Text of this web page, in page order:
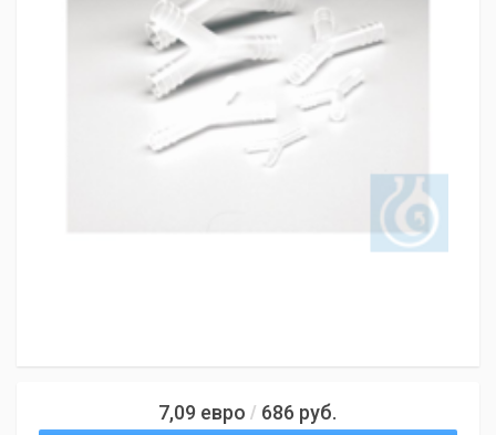
7,09 евро / 686 руб.